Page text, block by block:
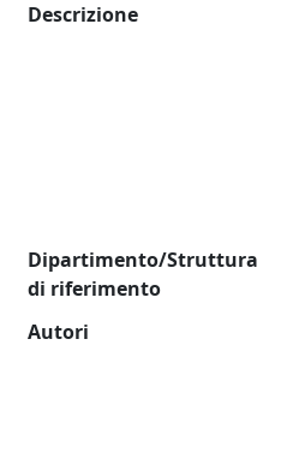
Descrizione
Dipartimento/Struttura
di riferimento
Autori